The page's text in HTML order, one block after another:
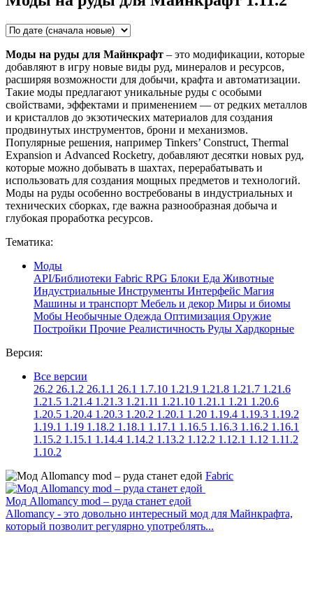
Моды на руды для Майнкрафт – это модификации, которые
добавляют в игру новые виды руд, минералов и ресурсов,
расширяя возможности для добычи, крафта и автоматизации.
Такие моды предлагают уникальные руды с особыми
свойствами, эффектами и применением — от редких металлов
и кристаллов до экзотических материалов для создания
продвинутых инструментов, брони и механизмов.
Популярные решения, например Tinkers’ Construct, Thermal
Expansion и Advanced Rocketry, добавляют десятки новых руд,
которые можно добывать в шахтах, перерабатывать и
использовать для создания мощных предметов и технологий.
Моды на руды особенно востребованы в индустриальных и
технических сборках, где важна разнообразная добыча и
глубокая проработка ресурсов.
Тематика:
Моды
API/Библиотеки Fabric RPG Блоки Еда Животные
Индустриальные Инструменты Интерфейс Магия
Машины и транспорт Мебель и декор Миры и биомы
Мобы Необычные Одежда Оптимизация Оружие
Постройки Прочие Реалистичность Руды Хардкорные
Версия:
Все версии
26.2 26.1.2 26.1.1 26.1 1.7.10 1.21.9 1.21.8 1.21.7 1.21.6
1.21.5 1.21.4 1.21.3 1.21.11 1.21.10 1.21.1 1.21 1.20.6
1.20.5 1.20.4 1.20.3 1.20.2 1.20.1 1.20 1.19.4 1.19.3 1.19.2
1.19.1 1.19 1.18.2 1.18.1 1.17.1 1.16.5 1.16.3 1.16.2 1.16.1
1.15.2 1.15.1 1.14.4 1.14.2 1.13.2 1.12.2 1.12.1 1.12 1.11.2
1.10.2
Fabric
Мод Allomancy mod – руда станет едой
Allomancy - это довольно интересный мод для Майнкрафта,
который позволит регулярно употреблять...